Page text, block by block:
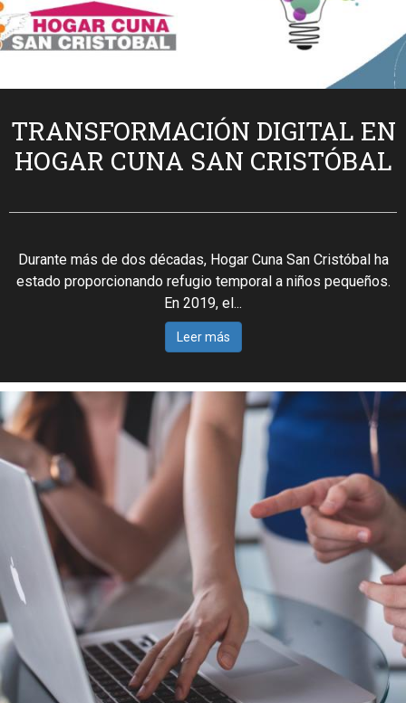
TRANSFORMACIÓN DIGITAL EN
HOGAR CUNA SAN CRISTÓBAL
Durante más de dos décadas, Hogar Cuna San Cristóbal ha
estado proporcionando refugio temporal a niños pequeños.
En 2019, el...
Leer más